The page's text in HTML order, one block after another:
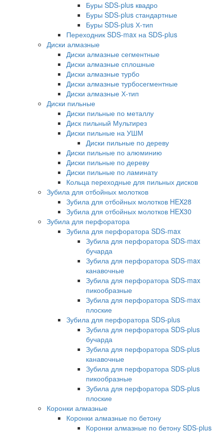
Буры SDS-plus квадро
Буры SDS-plus стандартные
Буры SDS-plus Х-тип
Переходник SDS-max на SDS-plus
Диски алмазные
Диски алмазные сегментные
Диски алмазные сплошные
Диски алмазные турбо
Диски алмазные турбосегментные
Диски алмазные Х-тип
Диски пильные
Диски пильные по металлу
Диск пильный Мультирез
Диски пильные на УШМ
Диски пильные по дереву
Диски пильные по алюминию
Диски пильные по дереву
Диски пильные по ламинату
Кольца переходные для пильных дисков
Зубила для отбойных молотков
Зубила для отбойных молотков HEX28
Зубила для отбойных молотков HEX30
Зубила для перфоратора
Зубила для перфоратора SDS-max
Зубила для перфоратора SDS-max
бучарда
Зубила для перфоратора SDS-max
канавочные
Зубила для перфоратора SDS-max
пикообразные
Зубила для перфоратора SDS-max
плоские
Зубила для перфоратора SDS-plus
Зубила для перфоратора SDS-plus
бучарда
Зубила для перфоратора SDS-plus
канавочные
Зубила для перфоратора SDS-plus
пикообразные
Зубила для перфоратора SDS-plus
плоские
Коронки алмазные
Коронки алмазные по бетону
Коронки алмазные по бетону SDS-plus